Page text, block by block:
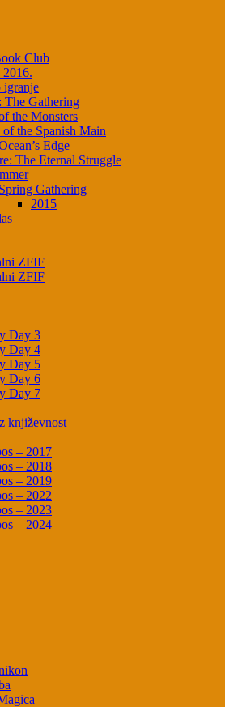
Club
igranje
The Gathering
the Monsters
of the Spanish Main
Edge
The Eternal Struggle
Spring Gathering
2015
ZFIF
ZFIF
Day 3
Day 4
Day 5
Day 6
Day 7
književnost
– 2017
– 2018
– 2019
– 2022
– 2023
– 2024